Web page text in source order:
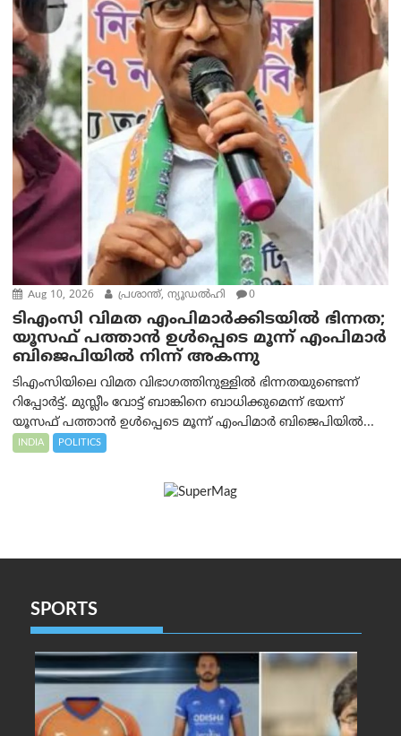
Aug 10, 2026 പ്രശാന്ത്, ന്യൂഡല്‍ഹി 0
ടിഎംസി വിമത എംപിമാർക്കിടയിൽ ഭിന്നത;
യൂസഫ് പത്താൻ ഉൾപ്പെടെ മൂന്ന് എംപിമാർ
ബിജെപിയിൽ നിന്ന് അകന്നു
ടിഎംസിയിലെ വിമത വിഭാഗത്തിനുള്ളിൽ ഭിന്നതയുണ്ടെന്ന്
റിപ്പോര്‍ട്ട്. മുസ്ലീം വോട്ട് ബാങ്കിനെ ബാധിക്കുമെന്ന് ഭയന്ന്
യൂസഫ് പത്താൻ ഉൾപ്പെടെ മൂന്ന് എംപിമാർ ബിജെപിയിൽ...
INDIA POLITICS
SPORTS